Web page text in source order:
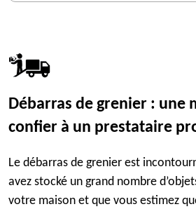
Débarras de grenier : une
confier à un prestataire
Le débarras de grenier est
avez stocké un grand nombre
votre maison et que vous estimez